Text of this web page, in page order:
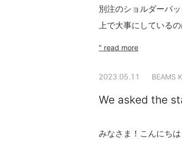
別注のショルダーバ
上で大事にしている
" read more
2023.05.11 BEAMS
We asked the
みなさま！こんにち